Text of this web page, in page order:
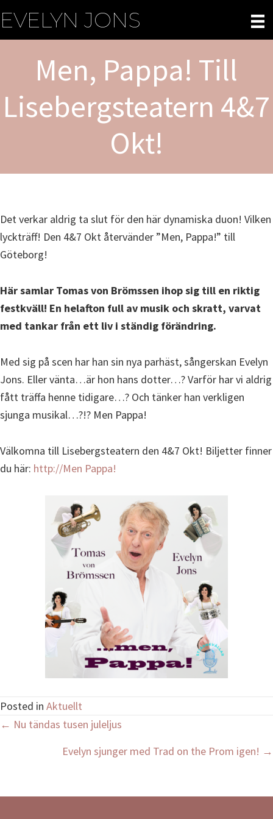
till
huvudinnehåll
EVELYN JONS
Men, Pappa! Till
Lisebergsteatern 4&7
Okt!
Det verkar aldrig ta slut för den här dynamiska duon! Vilken
lyckträff! Den 4&7 Okt återvänder ”Men, Pappa!” till
Göteborg!
Här samlar Tomas von Brömssen ihop sig till en riktig
festkväll! En helafton full av musik och skratt, varvat
med tankar från ett liv i ständig förändring.
Med sig på scen har han sin nya parhäst, sångerskan Evelyn
Jons. Eller vänta…är hon hans dotter…? Varför har vi aldrig
fått träffa henne tidigare…? Och tänker han verkligen
sjunga musikal…?!? Men Pappa!
Välkomna till Lisebergsteatern den 4&7 Okt! Biljetter finner
du här: http://Men Pappa!
Posted in Aktuellt
Posts
navigation
← Nu tändas tusen juleljus
Evelyn sjunger med Trad on the Prom igen! →